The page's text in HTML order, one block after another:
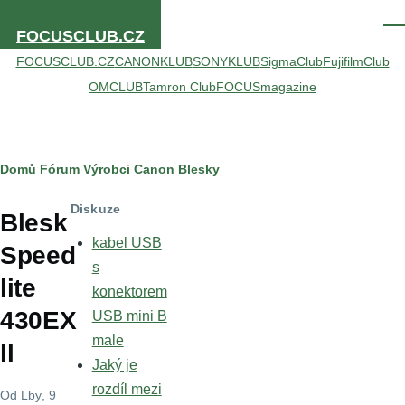
FOCUSCLUB.CZ
FOCUSCLUB.CZCANONKLUBSONYKLUBSigmaClubFujifilmClub
OMCLUBTamron ClubFOCUSmagazine
Drobečková
navigace
Domů Fórum Výrobci Canon Blesky
Blesk
Speed
lite
430EX
ll
Od Lby , 9
Diskuze
kabel USB
s
konektorem
USB mini B
male
Jaký je
rozdíl mezi